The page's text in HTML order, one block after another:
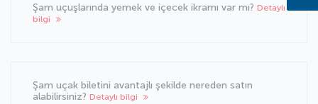
Şam uçuşlarında yemek ve içecek ikramı var mı? Detaylı
bilgi
Şam uçak biletini avantajlı şekilde nereden satın
alabilirsiniz? Detaylı bilgi